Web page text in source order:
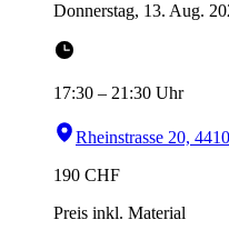
Donnerstag, 13. Aug.
17:30 – 21:30 Uhr
Rheinstrasse 20,
190 CHF
Preis inkl. Material